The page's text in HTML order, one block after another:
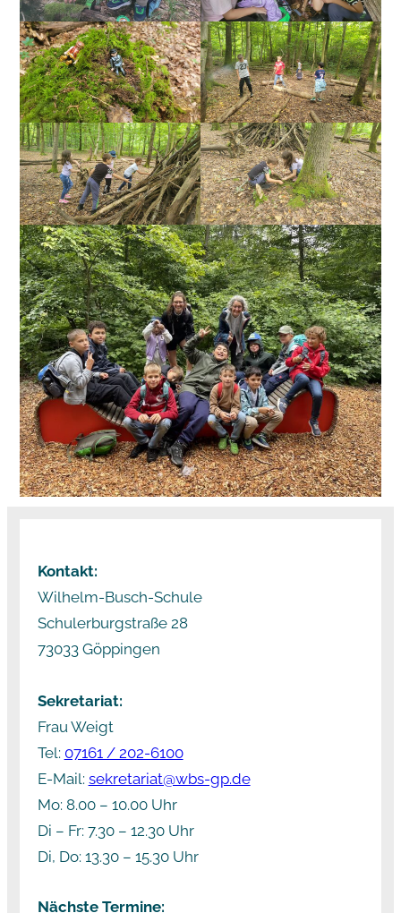
Kontakt:
Wilhelm-Busch-Schule
Schulerburgstraße 28
73033 Göppingen
Sekretariat:
Frau Weigt
Tel: 07161 / 202-6100
E-Mail: sekretariat@wbs-gp.de
Mo: 8.00 – 10.00 Uhr
Di – Fr: 7.30 – 12.30 Uhr
Di, Do: 13.30 – 15.30 Uhr
Nächste Termine: